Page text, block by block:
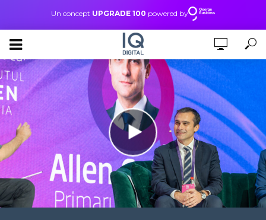
Un concept UPGRADE 100 powered by